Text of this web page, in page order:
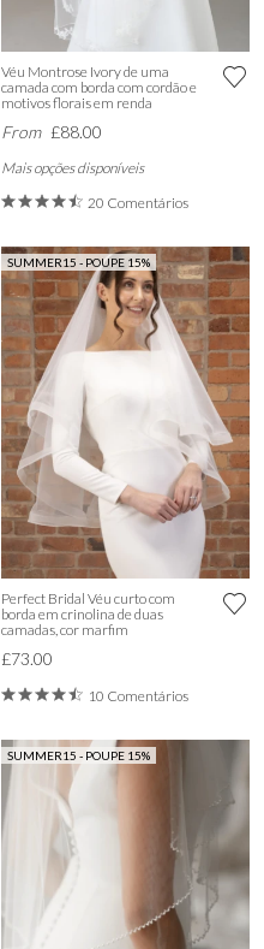
Véu Montrose Ivory de uma
camada com borda com cordão e
motivos florais em renda
From £88.00
Mais opções disponíveis
20 Comentários
SUMMER15 - POUPE 15%
Perfect Bridal Véu curto com
borda em crinolina de duas
camadas, cor marfim
£73.00
10 Comentários
SUMMER15 - POUPE 15%